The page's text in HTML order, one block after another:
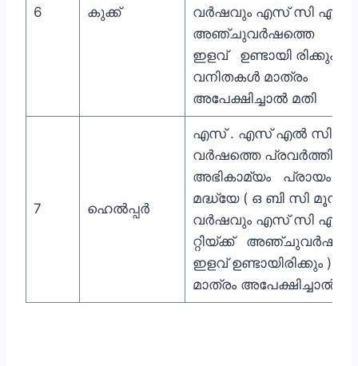
6 കുക്ക്
വർഷവും എസ് സി എസ്
അഞ്ചുവർഷത്തെ
ഇളവ് ഉണ്ടായി രിക്കും
വനിതകൾ മാത്രം
അപേക്ഷിച്ചാൽ മതി
7 ഹെൽപ്പർ
എസ് . എസ് എൽ സി
വർഷത്തെ പ്രവർത്തി
അഭികാമ്യം പ്രായം 18
മദ്ധ്യേ ( ഒ ബി സി മൂന്ന്
വർഷവും എസ് സി എസ്
റ്റിയ്ക്ക്
ഇളവ് ഉണ്ടായിരിക്കും )
മാത്രം അപേക്ഷിച്ചാൽ